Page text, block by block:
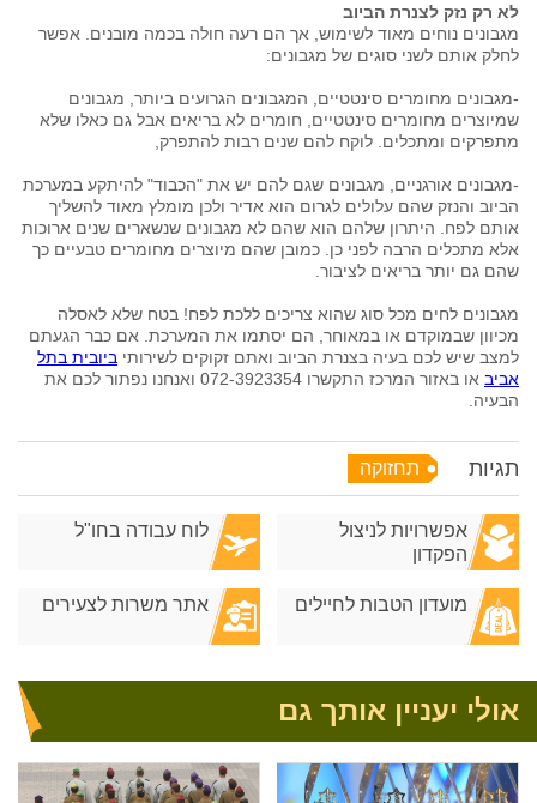
לא רק נזק לצנרת הביוב
מגבונים נוחים מאוד לשימוש, אך הם רעה חולה בכמה מובנים. אפשר
לחלק אותם לשני סוגים של מגבונים:
-מגבונים מחומרים סינטטיים, המגבונים הגרועים ביותר, מגבונים
שמיוצרים מחומרים סינטטיים, חומרים לא בריאים אבל גם כאלו שלא
מתפרקים ומתכלים. לוקח להם שנים רבות להתפרק,
-מגבונים אורגניים, מגבונים שגם להם יש את "הכבוד" להיתקע במערכת
הביוב והנזק שהם עלולים לגרום הוא אדיר ולכן מומלץ מאוד להשליך
אותם לפח. היתרון שלהם הוא שהם לא מגבונים שנשארים שנים ארוכות
אלא מתכלים הרבה לפני כן. כמובן שהם מיוצרים מחומרים טבעיים כך
שהם גם יותר בריאים לציבור.
מגבונים לחים מכל סוג שהוא צריכים ללכת לפח! בטח שלא לאסלה
מכיוון שבמוקדם או במאוחר, הם יסתמו את המערכת. אם כבר הגעתם
למצב שיש לכם בעיה בצנרת הביוב ואתם זקוקים לשירותי ביובית בתל
אביב
או באזור המרכז התקשרו 072-3923354 ואנחנו נפתור לכם את
הבעיה.
תגיות תחזוקה
אפשרויות לניצול
הפקדון
לוח עבודה בחו"ל
מועדון הטבות לחיילים אתר משרות לצעירים
אולי יעניין אותך גם